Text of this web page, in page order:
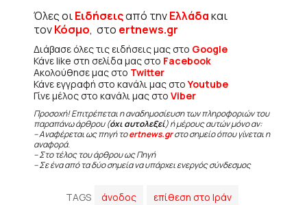
Όλες οιΕιδήσειςαπό τηνΕλλάδακαι
τονΚόσμο, στο ertnews.gr
Διάβασε όλες τις ειδήσεις μας στο Google
Κάνε like στη σελίδα μας στο Facebook
Ακολούθησε μας στο Twitter
Κάνε εγγραφή στο κανάλι μας στοYoutube
Γίνε μέλος στο κανάλι μας στο Viber
Προσοχή! Επιτρέπεται η αναδημοσίευση των πληροφοριών του
παραπάνω άρθρου (όχι αυτολεξεί) ή μέρους αυτών μόνο αν:
– Αναφέρεται ως πηγή τοertnews.grστο σημείο όπου γίνεται η
αναφορά.
– Στο τέλος του άρθρου ως Πηγή
– Σε ένα από τα δύο σημεία να υπάρχει ενεργός σύνδεσμος
TAGS άνοδος επίθεση στο Ιράν